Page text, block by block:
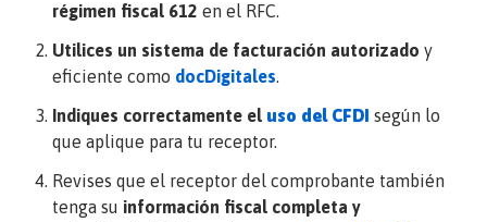
régimen fiscal 612 en el RFC.
Utilices un sistema de facturación autorizado y
eficiente como docDigitales.
Indiques correctamente el uso del CFDI según lo
que aplique para tu receptor.
Revises que el receptor del comprobante también
tenga su información fiscal completa y